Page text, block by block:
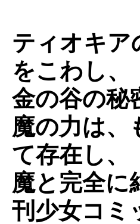
ティオキア
をこわし、
金の谷の秘
魔の力は、
て存在し、
魔と完全
刊少女コミ